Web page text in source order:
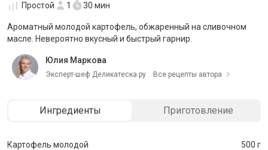
Простой 1 30 мин
Ароматный молодой картофель, обжаренный на сливочном
масле. Невероятно вкусный и быстрый гарнир.
Юлия Маркова
Эксперт-шеф Деликатеска.ру Все рецепты автора
Ингредиенты Приготовление
Картофель молодой 500 г